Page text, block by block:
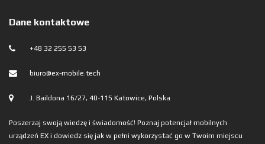
Dane kontaktowe
+48 32 255 53 53
biuro@ex-mobile.tech
J. Baildona 16/27, 40-115 Katowice, Polska
Poszerzaj swoją wiedzę i świadomość! Poznaj potencjał mobilnych
urządzeń EX i dowiedz się jak w pełni wykorzystać go w Twoim miejscu